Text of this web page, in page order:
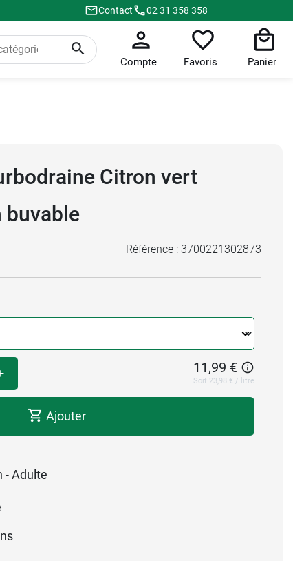
Contact 02 31 358 358
Compte Favoris Panier
Citron vert
buvable
Référence : 3700221302873
11,99 €
Soit 23,98 € / litre
Ajouter
- Adulte